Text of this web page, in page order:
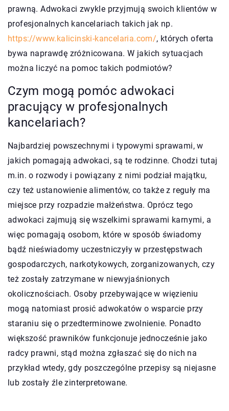
prawną. Adwokaci zwykle przyjmują swoich klientów w
profesjonalnych kancelariach takich jak np.
https://www.kalicinski-kancelaria.com/, których oferta
bywa naprawdę zróżnicowana. W jakich sytuacjach
można liczyć na pomoc takich podmiotów?
Czym mogą pomóc adwokaci
pracujący w profesjonalnych
kancelariach?
Najbardziej powszechnymi i typowymi sprawami, w
jakich pomagają adwokaci, są te rodzinne. Chodzi tutaj
m.in. o rozwody i powiązany z nimi podział majątku,
czy też ustanowienie alimentów, co także z reguły ma
miejsce przy rozpadzie małżeństwa. Oprócz tego
adwokaci zajmują się wszelkimi sprawami karnymi, a
więc pomagają osobom, które w sposób świadomy
bądź nieświadomy uczestniczyły w przestępstwach
gospodarczych, narkotykowych, zorganizowanych, czy
też zostały zatrzymane w niewyjaśnionych
okolicznościach. Osoby przebywające w więzieniu
mogą natomiast prosić adwokatów o wsparcie przy
staraniu się o przedterminowe zwolnienie. Ponadto
większość prawników funkcjonuje jednocześnie jako
radcy prawni, stąd można zgłaszać się do nich na
przykład wtedy, gdy poszczególne przepisy są niejasne
lub zostały źle zinterpretowane.